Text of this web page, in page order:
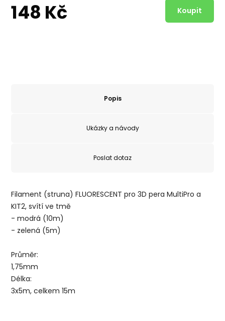
148 Kč
Popis
Ukázky a návody
Poslat dotaz
Filament (struna) FLUORESCENT pro 3D pera MultiPro a
KIT2, svítí ve tmě
- modrá (10m)
- zelená (5m)
Průměr:
1,75mm
Délka:
3x5m, celkem 15m